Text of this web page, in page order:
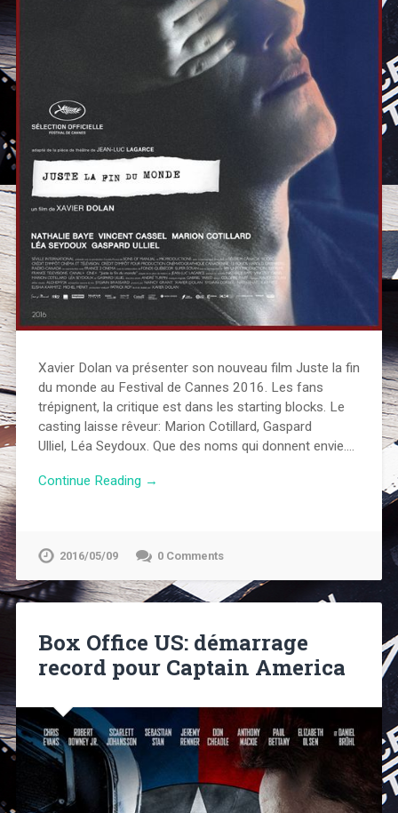
Xavier Dolan va présenter son nouveau film Juste la fin
du monde au Festival de Cannes 2016. Les fans
trépignent, la critique est dans les starting blocks. Le
casting laisse rêveur: Marion Cotillard, Gaspard
Ulliel, Léa Seydoux. Que des noms qui donnent envie….
Continue Reading →
2016/05/09 0 Comments
Box Office US: démarrage
record pour Captain America